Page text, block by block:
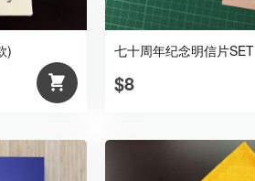
) 七十周年纪念明信片SET
$8